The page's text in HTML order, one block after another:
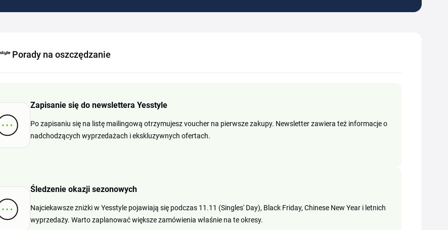
Porady na oszczędzanie
Zapisanie się do newslettera Yesstyle
Po zapisaniu się na listę mailingową otrzymujesz voucher na pierwsze zakupy. Newsletter zawiera też informacje o
nadchodzących wyprzedażach i ekskluzywnych ofertach.
Śledzenie okazji sezonowych
Najciekawsze zniżki w Yesstyle pojawiają się podczas 11.11 (Singles' Day), Black Friday, Chinese New Year i letnich
wyprzedaży. Warto zaplanować większe zamówienia właśnie na te okresy.